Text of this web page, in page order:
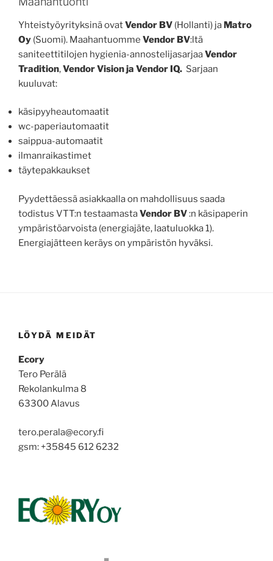
Yhteistyöyrityksinä ovatVendor BV (Hollanti) ja Matro
Oy (Suomi). Maahantuomme Vendor BV:ltä
saniteettitilojen hygienia-annostelijasarjaaVendor
Tradition,Vendor Vision ja Vendor IQ. Sarjaan
kuuluvat:
käsipyyheautomaatit
wc-paperiautomaatit
saippua-automaatit
ilmanraikastimet
täytepakkaukset
Pyydettäessä asiakkaalla on mahdollisuus saada
todistus VTT:n testaamastaVendor BV:n käsipaperin
ympäristöarvoista (energiajäte, laatuluokka 1).
Energiajätteen keräys on ympäristön hyväksi.
LÖYDÄ MEIDÄT
Ecory
Tero Perälä
Rekolankulma 8
63300 Alavus
tero.perala@ecory.fi
gsm: +35845 612 6232